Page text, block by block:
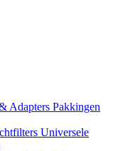
Adapters Pakkingen
Universele